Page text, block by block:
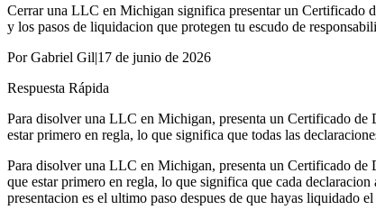
Cerrar una LLC en Michigan significa presentar un Certificado
y los pasos de liquidacion que protegen tu escudo de
Por Gabriel Gil|17 de junio de 2026
Respuesta Rápida
Para disolver una LLC en Michigan, presenta un Certificado
estar primero en regla, lo que significa que todas las
Para disolver una LLC en Michigan, presenta un Certificado
que estar primero en regla, lo que significa que cada
presentacion es el ultimo paso despues de que hayas liquidado